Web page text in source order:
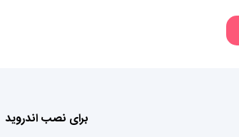
برای نصب اندروید